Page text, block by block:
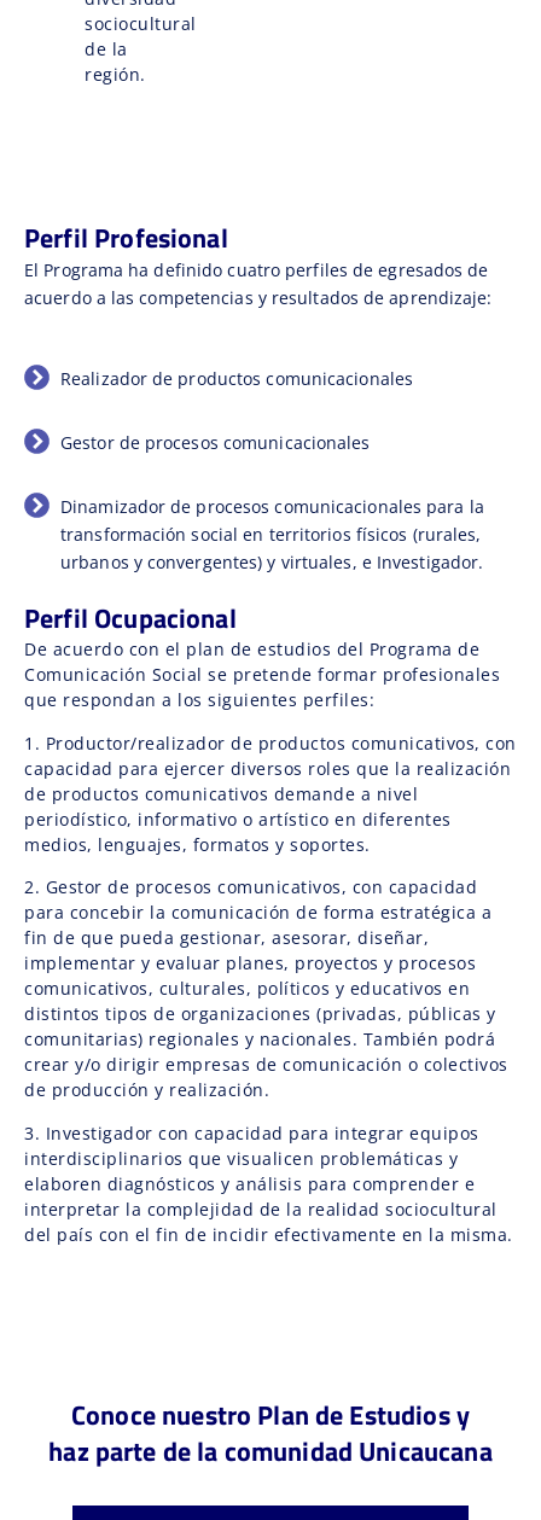
sociocultural
de la
región.
Perfil Profesional
El Programa ha definido cuatro perfiles de egresados de
acuerdo a las competencias y resultados de aprendizaje:
Realizador de productos comunicacionales
Gestor de procesos comunicacionales
Dinamizador de procesos comunicacionales para la
transformación social en territorios físicos (rurales,
urbanos y convergentes) y virtuales, e Investigador.
Perfil Ocupacional
De acuerdo con el plan de estudios del Programa de
Comunicación Social se pretende formar profesionales
que respondan a los siguientes perfiles:
1. Productor/realizador de productos comunicativos, con
capacidad para ejercer diversos roles que la realización
de productos comunicativos demande a nivel
periodístico, informativo o artístico en diferentes
medios, lenguajes, formatos y soportes.
2. Gestor de procesos comunicativos, con capacidad
para concebir la comunicación de forma estratégica a
fin de que pueda gestionar, asesorar, diseñar,
implementar y evaluar planes, proyectos y procesos
comunicativos, culturales, políticos y educativos en
distintos tipos de organizaciones (privadas, públicas y
comunitarias) regionales y nacionales. También podrá
crear y/o dirigir empresas de comunicación o colectivos
de producción y realización.
3. Investigador con capacidad para integrar equipos
interdisciplinarios que visualicen problemáticas y
elaboren diagnósticos y análisis para comprender e
interpretar la complejidad de la realidad sociocultural
del país con el fin de incidir efectivamente en la misma.
Conoce nuestro Plan de Estudios y
haz parte de la comunidad Unicaucana